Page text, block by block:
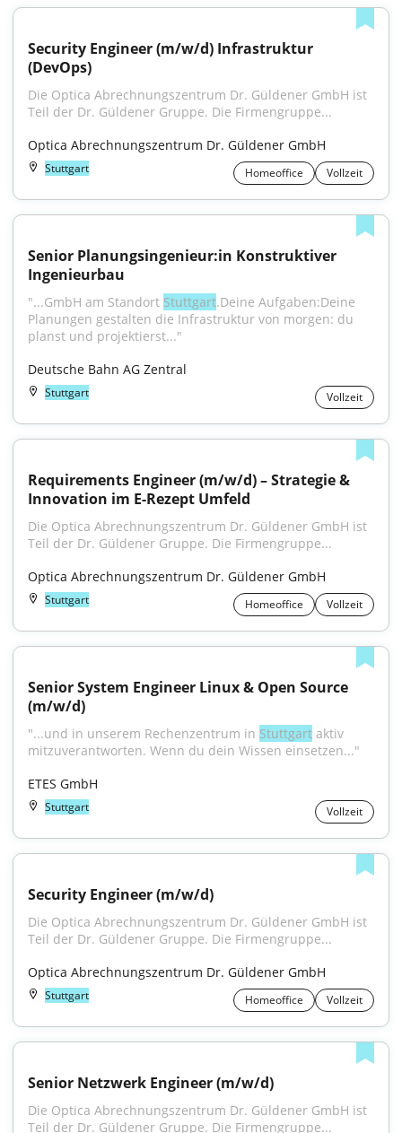
Security Engineer (m/w/d) Infrastruktur
(DevOps)
Die Optica Abrechnungszentrum Dr. Güldener GmbH ist
Teil der Dr. Güldener Gruppe. Die Firmengruppe...
Optica Abrechnungszentrum Dr. Güldener GmbH
Stuttgart Homeoffice Vollzeit
Senior Planungsingenieur:in Konstruktiver
Ingenieurbau
"...GmbH am Standort Stuttgart.Deine Aufgaben:Deine
Planungen gestalten die Infrastruktur von morgen: du
planst und projektierst..."
Deutsche Bahn AG Zentral
Stuttgart Vollzeit
Requirements Engineer (m/w/d) – Strategie &
Innovation im E-Rezept Umfeld
Die Optica Abrechnungszentrum Dr. Güldener GmbH ist
Teil der Dr. Güldener Gruppe. Die Firmengruppe...
Optica Abrechnungszentrum Dr. Güldener GmbH
Stuttgart Homeoffice Vollzeit
Senior System Engineer Linux & Open Source
(m/w/d)
"...und in unserem Rechenzentrum in Stuttgart aktiv
mitzuverantworten. Wenn du dein Wissen einsetzen..."
ETES GmbH
Stuttgart Vollzeit
Security Engineer (m/w/d)
Die Optica Abrechnungszentrum Dr. Güldener GmbH ist
Teil der Dr. Güldener Gruppe. Die Firmengruppe...
Optica Abrechnungszentrum Dr. Güldener GmbH
Stuttgart Homeoffice Vollzeit
Senior Netzwerk Engineer (m/w/d)
Die Optica Abrechnungszentrum Dr. Güldener GmbH ist
Teil der Dr. Güldener Gruppe. Die Firmengruppe...